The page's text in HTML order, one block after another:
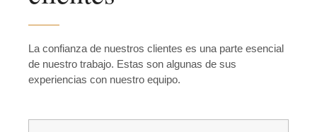
La confianza de nuestros clientes es una parte esencial
de nuestro trabajo. Estas son algunas de sus
experiencias con nuestro equipo.